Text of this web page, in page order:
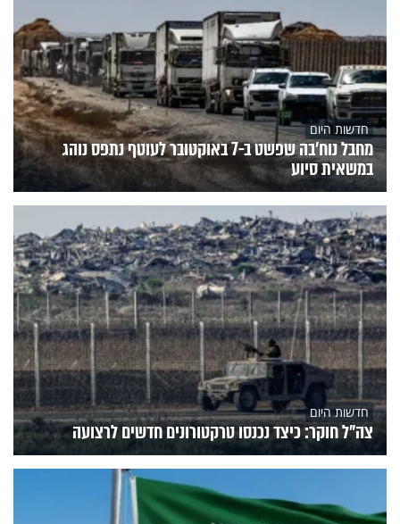
חדשות היום
מחבל נוח'בה שפשט ב-7 באוקטובר לעוטף נתפס נוהג
במשאית סיוע
חדשות היום
צה"ל חוקר: כיצד נכנסו טרקטורונים חדשים לרצועה